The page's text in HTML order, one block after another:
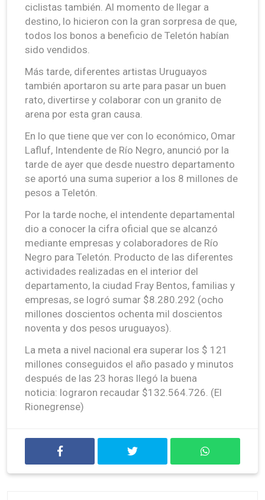
ciclistas también. Al momento de llegar a
destino, lo hicieron con la gran sorpresa de que,
todos los bonos a beneficio de Teletón habían
sido vendidos.
Más tarde, diferentes artistas Uruguayos
también aportaron su arte para pasar un buen
rato, divertirse y colaborar con un granito de
arena por esta gran causa.
En lo que tiene que ver con lo económico, Omar
Lafluf, Intendente de Río Negro, anunció por la
tarde de ayer que desde nuestro departamento
se aportó una suma superior a los 8 millones de
pesos a Teletón.
Por la tarde noche, el intendente departamental
dio a conocer la cifra oficial que se alcanzó
mediante empresas y colaboradores de Río
Negro para Teletón. Producto de las diferentes
actividades realizadas en el interior del
departamento, la ciudad Fray Bentos, familias y
empresas, se logró sumar $8.280.292 (ocho
millones doscientos ochenta mil doscientos
noventa y dos pesos uruguayos).
La meta a nivel nacional era superar los $ 121
millones conseguidos el año pasado y minutos
después de las 23 horas llegó la buena
noticia: lograron recaudar $132.564.726. (El
Rionegrense)